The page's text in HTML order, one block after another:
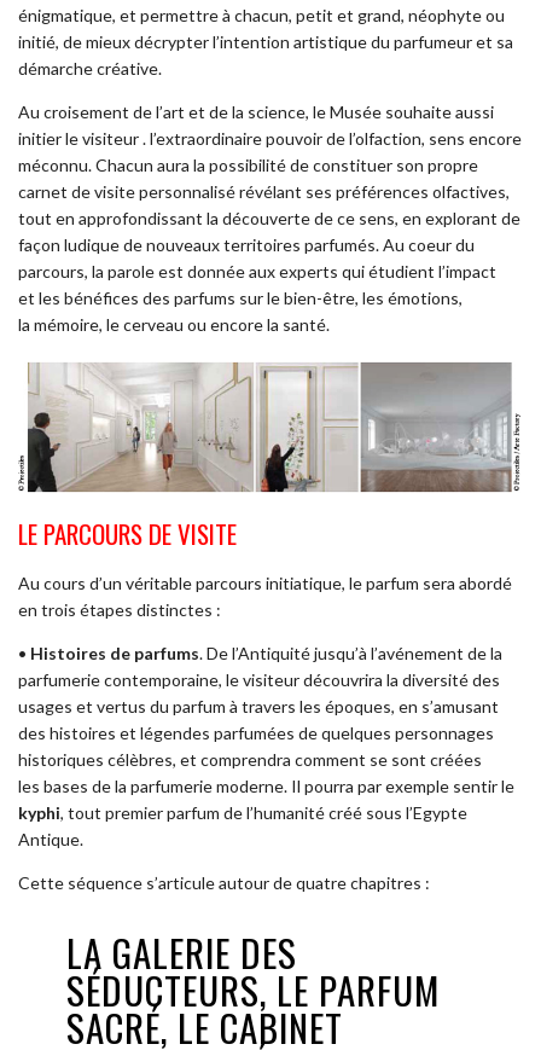
énigmatique, et permettre à chacun, petit et grand, néophyte ou
initié, de mieux décrypter l’intention artistique du parfumeur et sa
démarche créative.
Au croisement de l’art et de la science, le Musée souhaite aussi
initier le visiteur . l’extraordinaire pouvoir de l’olfaction, sens encore
méconnu. Chacun aura la possibilité de constituer son propre
carnet de visite personnalisé révélant ses préférences olfactives,
tout en approfondissant la découverte de ce sens, en explorant de
façon ludique de nouveaux territoires parfumés. Au coeur du
parcours, la parole est donnée aux experts qui étudient l’impact
et les bénéfices des parfums sur le bien-être, les émotions,
la mémoire, le cerveau ou encore la santé.
LE PARCOURS DE VISITE
Au cours d’un véritable parcours initiatique, le parfum sera abordé
en trois étapes distinctes :
• Histoires de parfums. De l’Antiquité jusqu’à l’avénement de la
parfumerie contemporaine, le visiteur découvrira la diversité des
usages et vertus du parfum à travers les époques, en s’amusant
des histoires et légendes parfumées de quelques personnages
historiques célèbres, et comprendra comment se sont créées
les bases de la parfumerie moderne. Il pourra par exemple sentir le
kyphi, tout premier parfum de l’humanité créé sous l’Egypte
Antique.
Cette séquence s’articule autour de quatre chapitres :
LA GALERIE DES
SÉDUCTEURS, LE PARFUM
SACRÉ, LE CABINET